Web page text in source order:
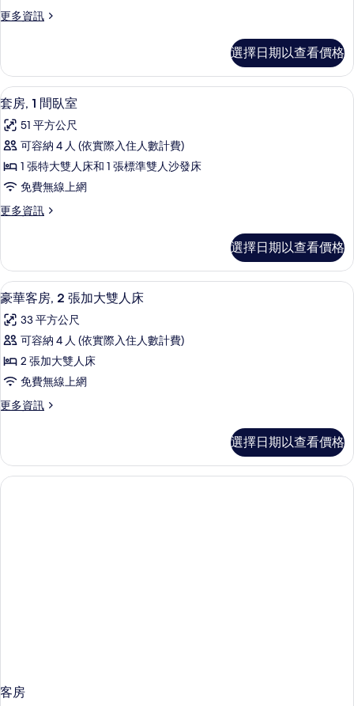
2
加
大
雙
人
床
的
所
有
更多資訊
更
套
房,
2
加
大
人
床
詳
選擇日期以查看價格
顯
示
套
房,
1
間
臥
的
所
有
相
片
套房, 1 間臥室 | 高級寢具、舒適加層
6
套房, 1 間臥室
51 平方公尺
可容納 4 人 (依實際入住人數計費)
1 張特大雙人床和 1 張標準雙人沙發床
免費無線上網
更多資訊
更
1
間
臥
的
詳
選擇日期以查看價格
顯
示
豪
華
客
2
加
大
豪華客房, 2 張加大雙人床 | 高級寢具
6
豪華客房, 2 張加大雙人床
33 平方公尺
可容納 4 人 (依實際入住人數計費)
2 張加大雙人床
免費無線上網
更多資訊
更
客
房,
2
選擇日期以查看價格
客房